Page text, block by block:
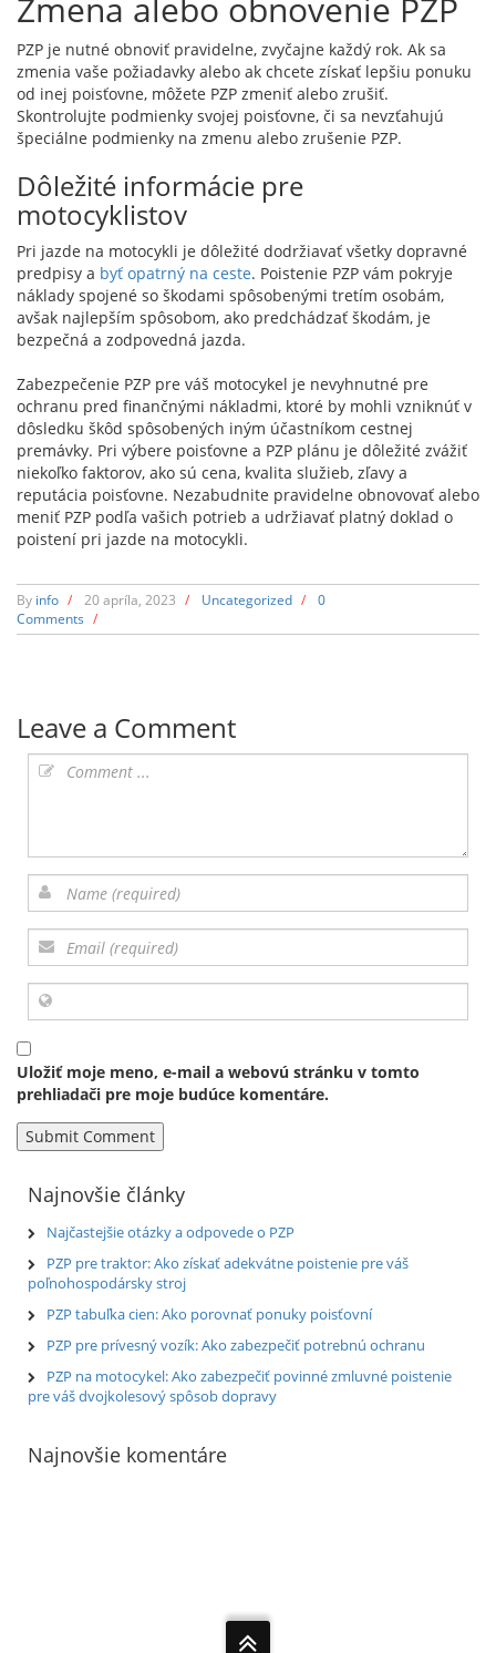
Zmena alebo obnovenie PZP
PZP je nutné obnoviť pravidelne, zvyčajne každý rok. Ak sa
zmenia vaše požiadavky alebo ak chcete získať lepšiu ponuku
od inej poisťovne, môžete PZP zmeniť alebo zrušiť.
Skontrolujte podmienky svojej poisťovne, či sa nevzťahujú
špeciálne podmienky na zmenu alebo zrušenie PZP.
Dôležité informácie pre
motocyklistov
Pri jazde na motocykli je dôležité dodržiavať všetky dopravné
predpisy a byť opatrný na ceste. Poistenie PZP vám pokryje
náklady spojené so škodami spôsobenými tretím osobám,
avšak najlepším spôsobom, ako predchádzať škodám, je
bezpečná a zodpovedná jazda.
Zabezpečenie PZP pre váš motocykel je nevyhnutné pre
ochranu pred finančnými nákladmi, ktoré by mohli vzniknúť v
dôsledku škôd spôsobených iným účastníkom cestnej
premávky. Pri výbere poisťovne a PZP plánu je dôležité zvážiť
niekoľko faktorov, ako sú cena, kvalita služieb, zľavy a
reputácia poisťovne. Nezabudnite pravidelne obnovovať alebo
meniť PZP podľa vašich potrieb a udržiavať platný doklad o
poistení pri jazde na motocykli.
By info / 20 apríla, 2023 / Uncategorized /
0
Comments /
Leave a Comment
Uložiť moje meno, e-mail a webovú stránku v tomto
prehliadači pre moje budúce komentáre.
Najnovšie články
Najčastejšie otázky a odpovede o PZP
PZP pre traktor: Ako získať adekvátne poistenie pre váš
poľnohospodársky stroj
PZP tabuľka cien: Ako porovnať ponuky poisťovní
PZP pre prívesný vozík: Ako zabezpečiť potrebnú ochranu
PZP na motocykel: Ako zabezpečiť povinné zmluvné poistenie
pre váš dvojkolesový spôsob dopravy
Najnovšie komentáre